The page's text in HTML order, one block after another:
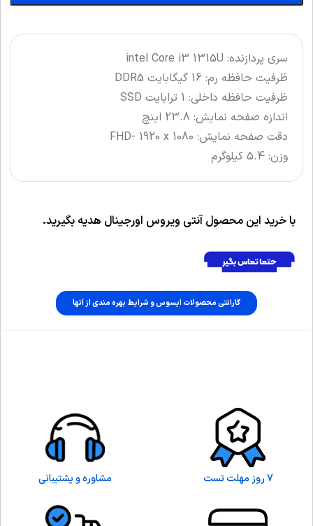
سری پردازنده: intel Core i3 1315U
ظرفیت حافظه رم: 16 گیگابایت DDR5
ظرفیت حافظه داخلی: 1 ترابایت SSD
اندازه صفحه نمایش: 23.8 اینچ
دقت صفحه نمایش: FHD- 1920 x 1080
وزن: 5.4 کیلوگرم
با خرید این محصول آنتی ویروس اورجینال هدیه بگیرید.
گارانتی محصولات ایسوس و شرایط بهره مندی از آنها
7 روز مهلت تست مشاوره و پشتیبانی